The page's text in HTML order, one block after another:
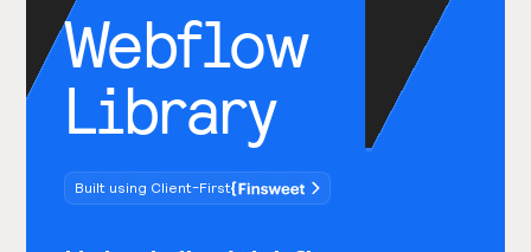
Webflow
Library
Built using Client-First